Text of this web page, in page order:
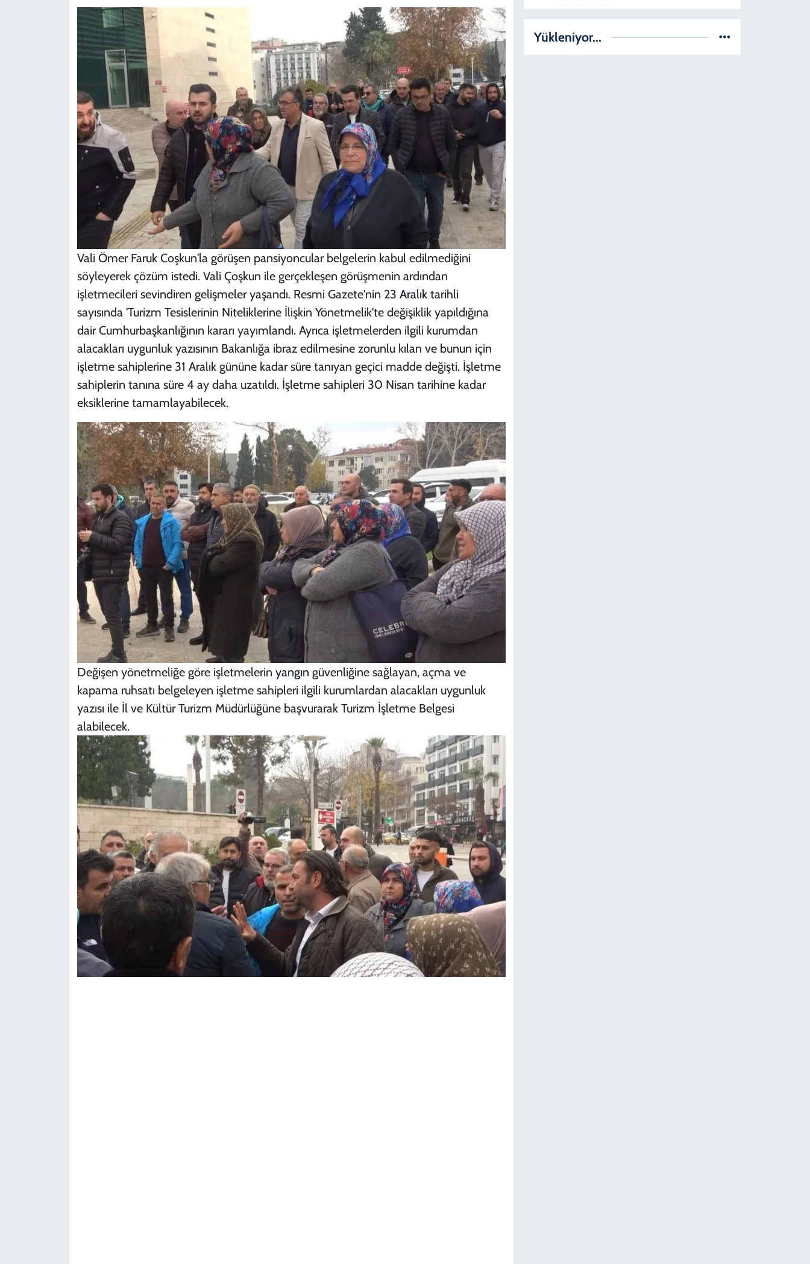
Vali Ömer Faruk Coşkun'la görüşen pansiyoncular belgelerin kabul edilmediğini
söyleyerek çözüm istedi. Vali Çoşkun ile gerçekleşen görüşmenin ardından
işletmecileri sevindiren gelişmeler yaşandı. Resmi Gazete'nin 23 Aralıktarihli
sayısında 'Turizm Tesislerinin Niteliklerine İlişkin Yönetmelik'te değişiklik yapıldığına
dair Cumhurbaşkanlığının kararı yayımlandı. Ayrıca işletmelerden ilgili kurumdan
alacakları uygunluk yazısının Bakanlığa ibraz edilmesine zorunlu kılan ve bunun için
işletme sahiplerine 31 Aralık gününe kadar süre tanıyan geçici madde değişti. İşletme
sahiplerin tanına süre 4 ay daha uzatıldı. İşletme sahipleri 30 Nisan tarihine kadar
eksiklerine tamamlayabilecek.
Değişen yönetmeliğe göre işletmelerin yangın güvenliğine sağlayan, açma ve
kapama ruhsatı belgeleyen işletme sahipleri ilgili kurumlardan alacakları uygunluk
yazısı ile İl ve Kültür Turizm Müdürlüğüne başvurarak Turizm İşletme Belgesi
alabilecek.
Yükleniyor...